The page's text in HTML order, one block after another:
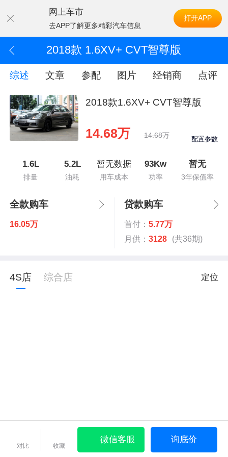
网上车市
去APP了解更多精彩汽车信息
打开APP
2018款 1.6XV+ CVT智尊版
综述 文章 参配 图片 经销商 点评
2018款1.6XV+ CVT智尊版
14.68万 14.68万 配置参数
1.6L
排量
5.2L
油耗
暂无数据
用车成本
93Kw
功率
暂无
3年保值率
全款购车
16.05万
贷款购车
首付： 5.77万
月供： 3128 (共36期)
4S店 综合店 定位
对比 收藏
微信客服 询底价